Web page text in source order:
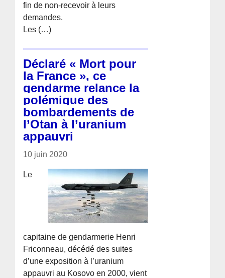
fin de non-recevoir à leurs
demandes.
Les (…)
Déclaré « Mort pour
la France », ce
gendarme relance la
polémique des
bombardements de
l’Otan à l’uranium
appauvri
10 juin 2020
Le
capitaine de gendarmerie Henri
Friconneau, décédé des suites
d’une exposition à l’uranium
appauvri au Kosovo en 2000, vient